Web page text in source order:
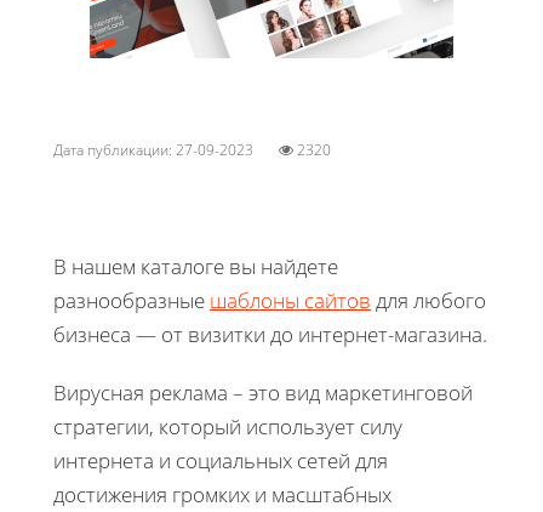
Дата публикации: 27-09-2023 2320
В нашем каталоге вы найдете
разнообразные шаблоны сайтов для любого
бизнеса — от визитки до интернет-магазина.
Вирусная реклама – это вид маркетинговой
стратегии, который использует силу
интернета и социальных сетей для
достижения громких и масштабных